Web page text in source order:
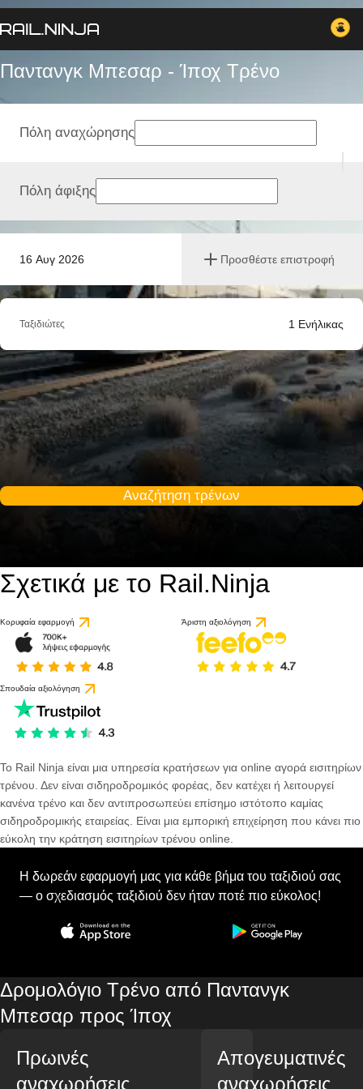
Παντανγκ Μπεσαρ - Ίποχ Tρένο
16 Αυγ 2026 Προσθέστε επιστροφή
Πόλη αναχώρησης
Πόλη άφιξης
Ταξιδιώτες 1 Ενήλικας
Αναζήτηση τρένων
Σχετικά με το Rail.Ninja
Κορυφαία εφαρμογή Άριστη αξιολόγηση
Σπουδαία αξιολόγηση
Το Rail Ninja είναι μια υπηρεσία κρατήσεων για online αγορά εισιτηρίων
τρένου. Δεν είναι σιδηροδρομικός φορέας, δεν κατέχει ή λειτουργεί
κανένα τρένο και δεν αντιπροσωπεύει επίσημο ιστότοπο καμίας
σιδηροδρομικής εταιρείας. Είναι μια εμπορική επιχείρηση που κάνει πιο
εύκολη την κράτηση εισιτηρίων τρένου online.
Η δωρεάν εφαρμογή μας για κάθε βήμα του ταξιδιού σας
— ο σχεδιασμός ταξιδιού δεν ήταν ποτέ πιο εύκολος!
Δρομολόγιο Τρένο από Παντανγκ
Μπεσαρ προς Ίποχ
Πρωινές
αναχωρήσεις
Απογευματινές
αναχωρήσεις